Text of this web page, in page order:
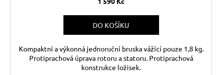
DO KOŠÍKU
Kompaktní a výkonná jednoruční bruska vážící pouze 1,8 kg.
Protiprachová úprava rotoru a statoru. Protiprachová
konstrukce ložisek.